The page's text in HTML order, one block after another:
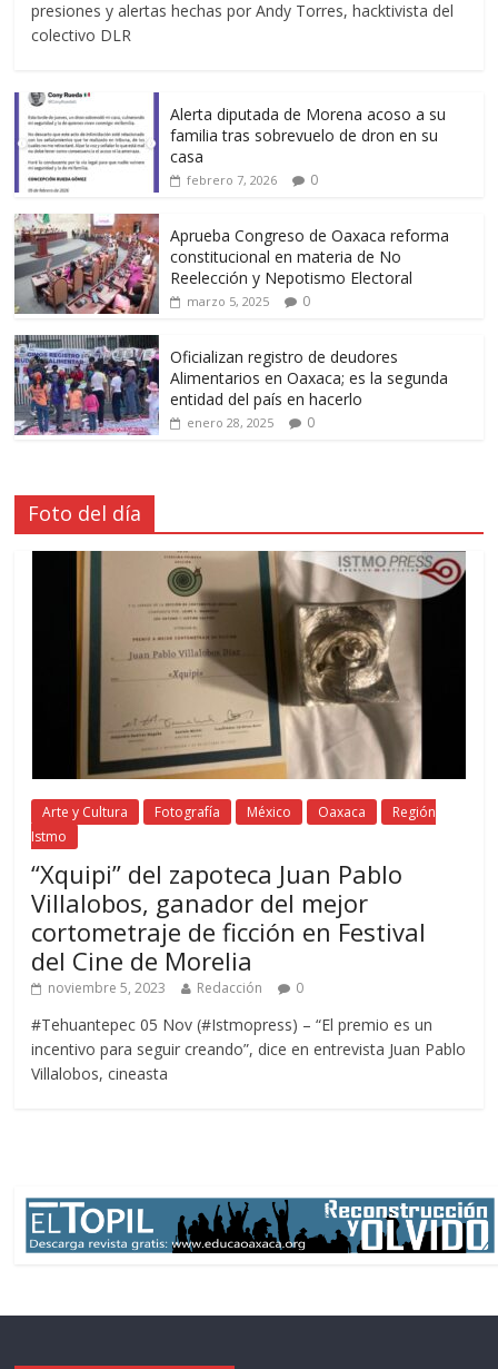
presiones y alertas hechas por Andy Torres, hacktivista del
colectivo DLR
Alerta diputada de Morena acoso a su
familia tras sobrevuelo de dron en su
casa
febrero 7, 2026 0
Aprueba Congreso de Oaxaca reforma
constitucional en materia de No
Reelección y Nepotismo Electoral
marzo 5, 2025 0
Oficializan registro de deudores
Alimentarios en Oaxaca; es la segunda
entidad del país en hacerlo
enero 28, 2025 0
Foto del día
Arte y Cultura Fotografía México Oaxaca
Región
Istmo
“Xquipi” del zapoteca Juan Pablo
Villalobos, ganador del mejor
cortometraje de ficción en Festival
del Cine de Morelia
noviembre 5, 2023 Redacción 0
#Tehuantepec 05 Nov (#Istmopress) – “El premio es un
incentivo para seguir creando”, dice en entrevista Juan Pablo
Villalobos, cineasta